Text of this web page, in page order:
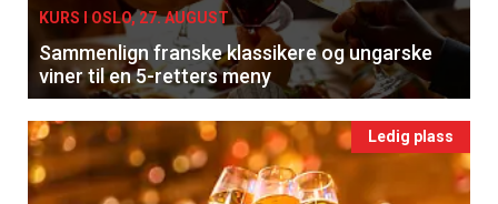
KURS I OSLO, 27. AUGUST
Sammenlign franske klassikere og ungarske
viner til en 5-retters meny
Ledig plass